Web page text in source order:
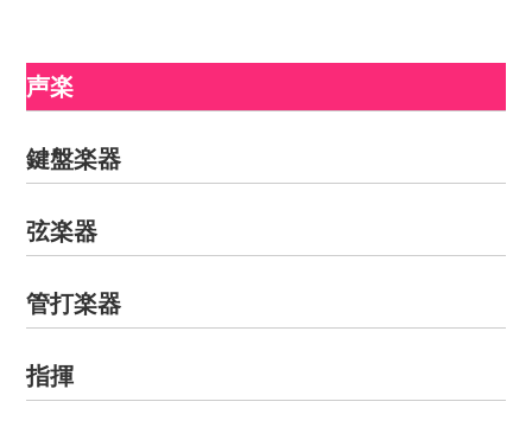
声楽
鍵盤楽器
弦楽器
管打楽器
指揮